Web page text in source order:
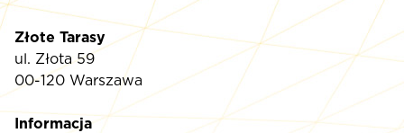
Złote Tarasy
ul. Złota 59
00-120 Warszawa
Informacja